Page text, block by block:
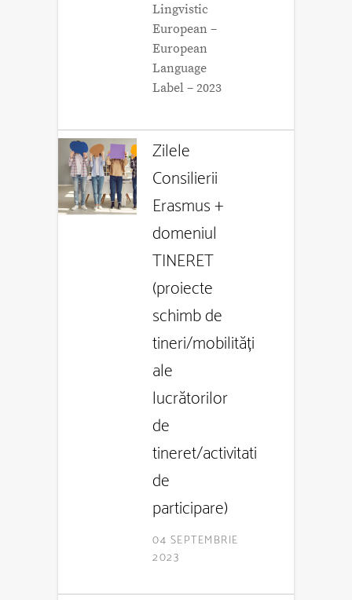
Lingvistic
European –
European
Language
Label – 2023
Zilele
Consilierii
Erasmus +
domeniul
TINERET
(proiecte
schimb de
tineri/mobilități
ale
lucrătorilor
de
tineret/activitati
de
participare)
04 SEPTEMBRIE
2023